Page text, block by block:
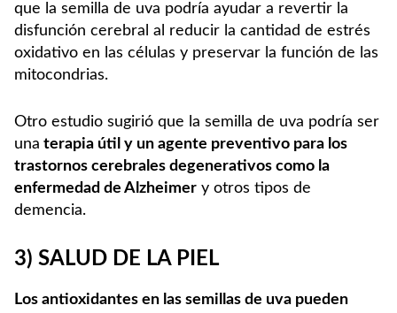
que la semilla de uva podría ayudar a revertir la
disfunción cerebral al reducir la cantidad de estrés
oxidativo en las células y preservar la función de las
mitocondrias.
Otro estudio sugirió que la semilla de uva podría ser
una terapia útil y un agente preventivo para los
trastornos cerebrales degenerativos como la
enfermedad de Alzheimer y otros tipos de
demencia.
3) SALUD DE LA PIEL
Los antioxidantes en las semillas de uva pueden